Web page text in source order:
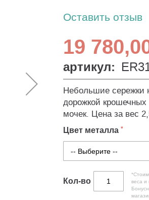
Оставить отзыв
19
артикул:
Небольшие сережки
дорожкой
мочек. Цена за вес
Цвет металла
Кол-во
веса и